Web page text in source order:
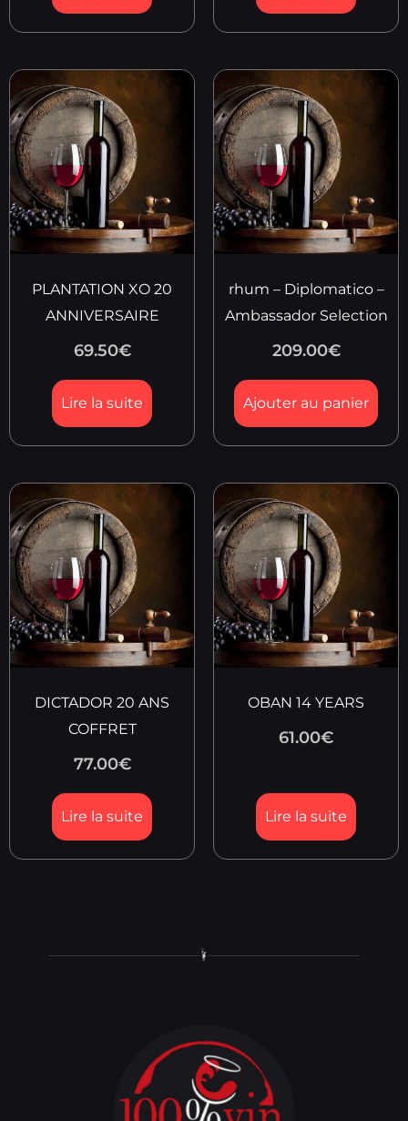
PLANTATION XO 20
ANNIVERSAIRE
69.50€
Lire la suite
rhum – Diplomatico –
Ambassador Selection
209.00€
Ajouter au panier
DICTADOR 20 ANS
COFFRET
77.00€
Lire la suite
OBAN 14 YEARS
61.00€
Lire la suite